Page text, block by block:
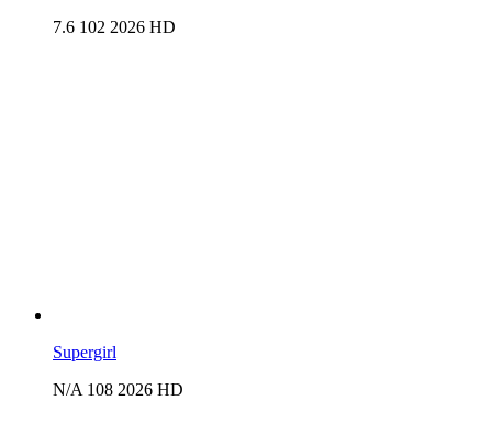
7.6 102 2026 HD
Supergirl
N/A 108 2026 HD